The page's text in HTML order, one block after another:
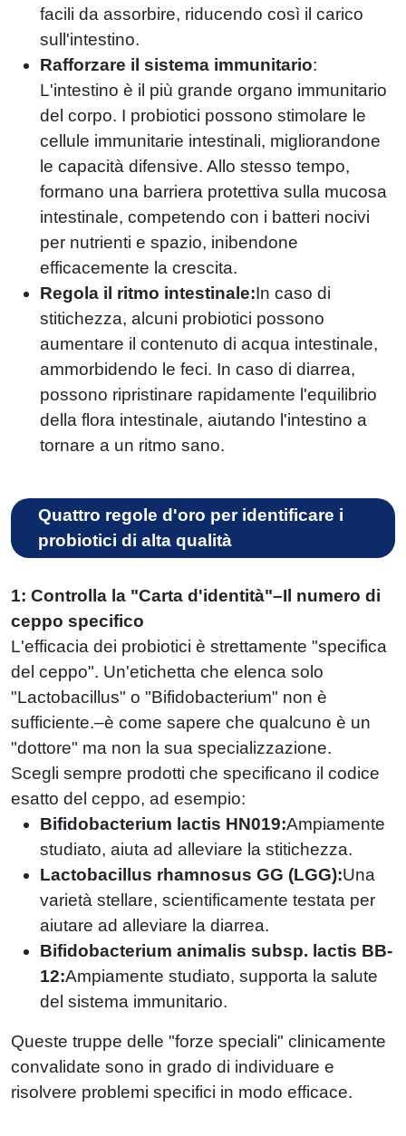
facili da assorbire, riducendo così il carico
sull'intestino.
Rafforzare il sistema immunitario:
L'intestino è il più grande organo immunitario
del corpo. I probiotici possono stimolare le
cellule immunitarie intestinali, migliorandone
le capacità difensive. Allo stesso tempo,
formano una barriera protettiva sulla mucosa
intestinale, competendo con i batteri nocivi
per nutrienti e spazio, inibendone
efficacemente la crescita.
Regola il ritmo intestinale:In caso di
stitichezza, alcuni probiotici possono
aumentare il contenuto di acqua intestinale,
ammorbidendo le feci. In caso di diarrea,
possono ripristinare rapidamente l'equilibrio
della flora intestinale, aiutando l'intestino a
tornare a un ritmo sano.
Quattro regole d'oro per identificare i
probiotici di alta qualità
1: Controlla la "Carta d'identità"–Il numero di
ceppo specifico
L'efficacia dei probiotici è strettamente "specifica
del ceppo". Un'etichetta che elenca solo
"Lactobacillus" o "Bifidobacterium" non è
sufficiente.–è come sapere che qualcuno è un
"dottore" ma non la sua specializzazione.
Scegli sempre prodotti che specificano il codice
esatto del ceppo, ad esempio:
Bifidobacterium lactis HN019:Ampiamente
studiato, aiuta ad alleviare la stitichezza.
Lactobacillus rhamnosus GG (LGG):Una
varietà stellare, scientificamente testata per
aiutare ad alleviare la diarrea.
Bifidobacterium animalis subsp. lactis BB-
12:Ampiamente studiato, supporta la salute
del sistema immunitario.
Queste truppe delle "forze speciali" clinicamente
convalidate sono in grado di individuare e
risolvere problemi specifici in modo efficace.